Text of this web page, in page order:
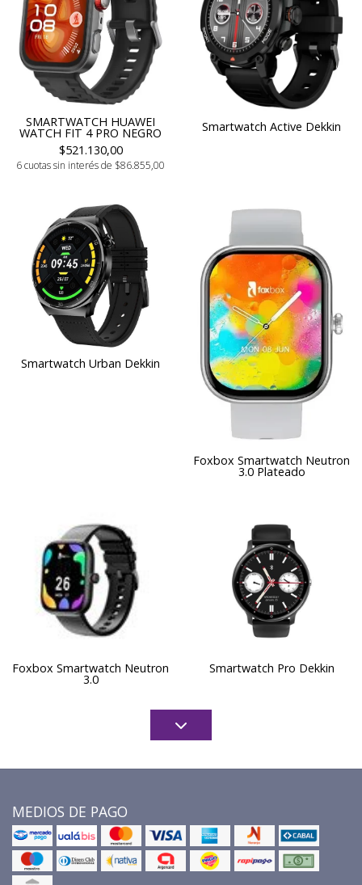
SMARTWATCH HUAWEI
WATCH FIT 4 PRO NEGRO
$521.130,00
6 cuotas sin interés de $86.855,00
Smartwatch Active Dekkin
Smartwatch Urban Dekkin
Foxbox Smartwatch Neutron
3.0 Plateado
Foxbox Smartwatch Neutron
3.0
Smartwatch Pro Dekkin
MEDIOS DE PAGO